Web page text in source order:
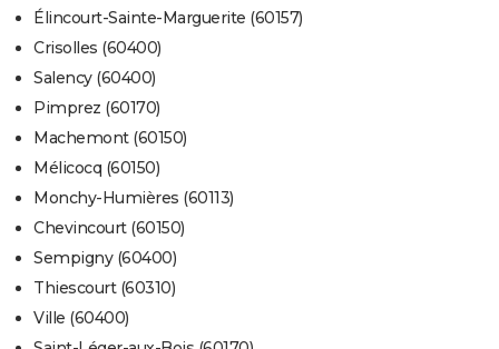
Élincourt-Sainte-Marguerite (60157)
Crisolles (60400)
Salency (60400)
Pimprez (60170)
Machemont (60150)
Mélicocq (60150)
Monchy-Humières (60113)
Chevincourt (60150)
Sempigny (60400)
Thiescourt (60310)
Ville (60400)